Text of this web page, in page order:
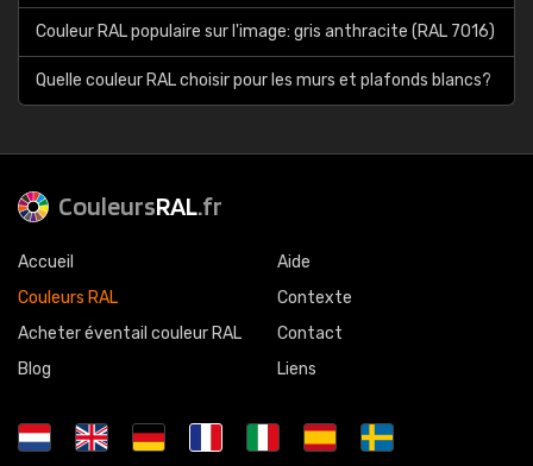
Couleur RAL populaire sur l'image: gris anthracite (RAL 7016)
Quelle couleur RAL choisir pour les murs et plafonds blancs?
CouleursRAL.fr
Accueil
Couleurs RAL
Acheter éventail couleur RAL
Blog
Aide
Contexte
Contact
Liens